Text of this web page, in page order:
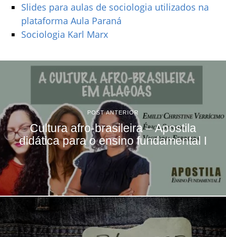
Slides para aulas de sociologia utilizados na
plataforma Aula Paraná
Sociologia Karl Marx
POST ANTERIOR
Cultura afro-brasileira – Apostila
didática para o ensino fundamental I